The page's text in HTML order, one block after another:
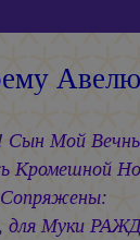
Авелю
Сын Мой
Кромешной
для Муки